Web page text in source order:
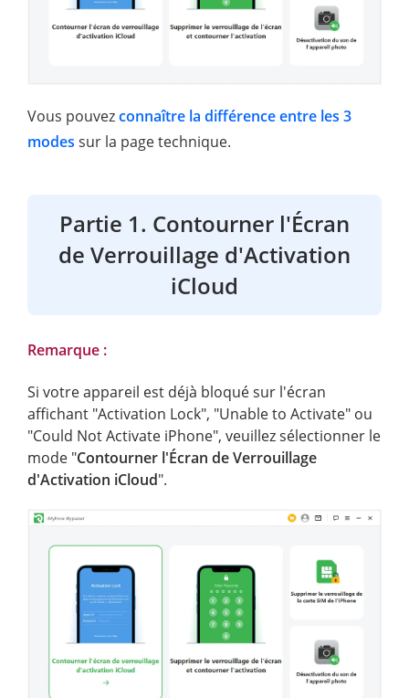
Vous pouvezconnaître la différence entre les 3
modes sur la page technique.
Partie 1. Contourner l'Écran
de Verrouillage d'Activation
iCloud
Remarque :
Si votre appareil est déjà bloqué sur l'écran
affichant "Activation Lock", "Unable to Activate" ou
"Could Not Activate iPhone", veuillez sélectionner le
mode "Contourner l'Écran de Verrouillage
d'Activation iCloud".